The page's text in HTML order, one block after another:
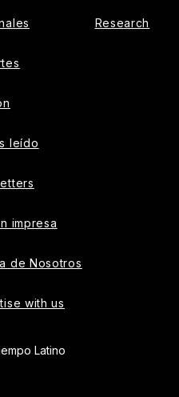
leído
impresa
de Nosotros
with us
Research
Latino